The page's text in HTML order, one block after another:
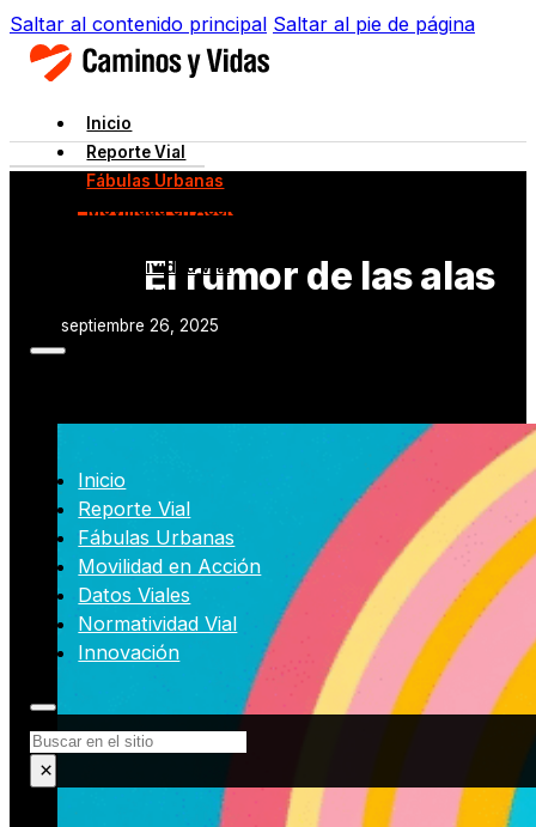
Saltar al contenido principal Saltar al pie de página
Inicio
Reporte Vial
Fábulas Urbanas
Movilidad en Acción
Normatividad Vial
Innovación
Inicio
Reporte Vial
Fábulas Urbanas
Movilidad en Acción
Datos Viales
Normatividad Vial
Innovación
Buscar
×
El rumor de las alas
septiembre 26, 2025